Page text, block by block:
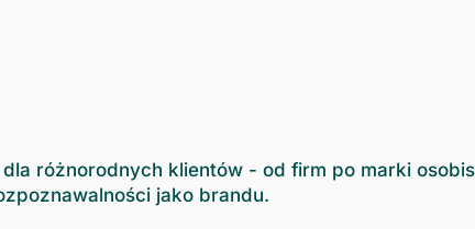
różnorodnych klientów - od firm po marki
jako brandu.